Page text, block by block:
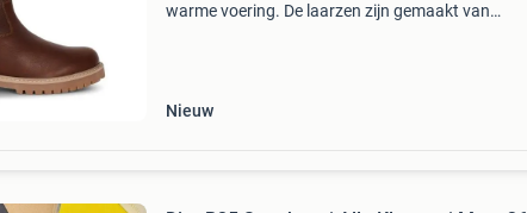
warme voering. De laarzen zijn gemaakt van
Nieuw